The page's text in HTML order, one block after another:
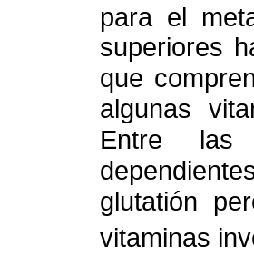
para el
superiores
que
algunas
Entre las
glutatión
vitaminas